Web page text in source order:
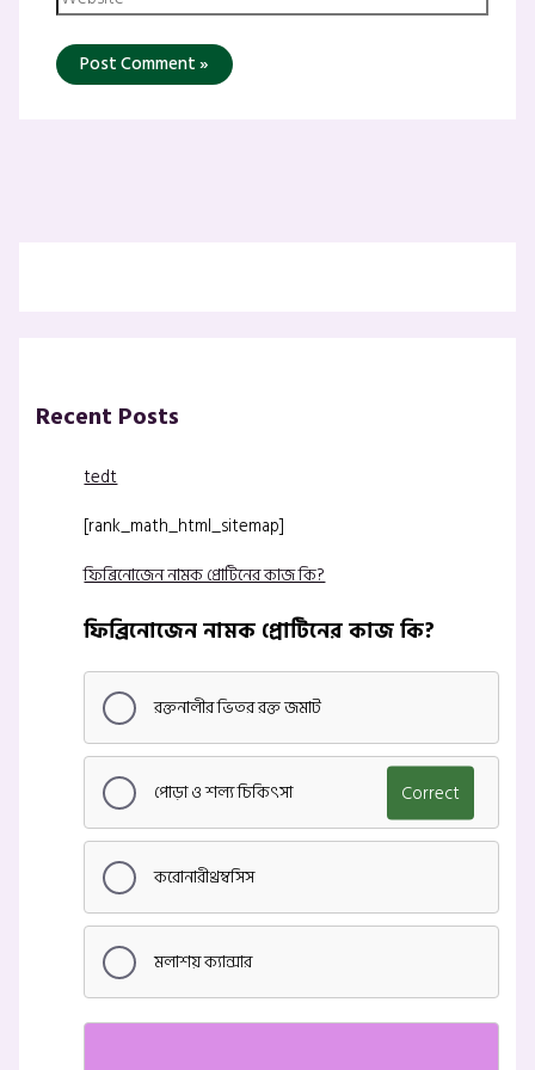
Recent Posts
tedt
[rank_math_html_sitemap]
ফিব্রিনোজেন নামক প্রোটিনের কাজ কি?
ফিব্রিনোজেন নামক প্রোটিনের কাজ কি?
রক্তনালীর ভিতর রক্ত জমাট
পোড়া ও শল্য চিকিৎসা Correct
করোনারীথ্রম্বসিস
মলাশয় ক্যান্সার